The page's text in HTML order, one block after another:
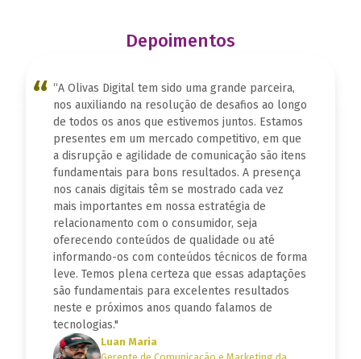
Depoimentos
“ “A Olivas Digital tem sido uma grande parceira,
nos auxiliando na resolução de desafios ao longo
de todos os anos que estivemos juntos. Estamos
presentes em um mercado competitivo, em que
a disrupção e agilidade de comunicação são itens
fundamentais para bons resultados. A presença
nos canais digitais têm se mostrado cada vez
mais importantes em nossa estratégia de
relacionamento com o consumidor, seja
oferecendo conteúdos de qualidade ou até
informando-os com conteúdos técnicos de forma
leve. Temos plena certeza que essas adaptações
são fundamentais para excelentes resultados
neste e próximos anos quando falamos de
tecnologias."
Luan Maria